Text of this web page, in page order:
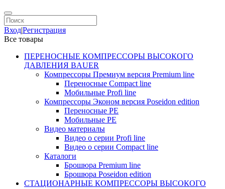
Вход|Регистрация
Все товары
ПЕРЕНОСНЫЕ КОМПРЕССОРЫ ВЫСОКОГО
ДАВЛЕНИЯ BAUER
Компрессоры Премиум версия Premium line
Переносные Compact line
Мобильные Profi line
Компрессоры Эконом версия Poseidon edition
Переносные PE
Мобильные PE
Видео материалы
Видео о серии Profi line
Видео о серии Compact line
Каталоги
Брошюра Premium line
Брошюра Poseidon edition
СТАЦИОНАРНЫЕ КОМПРЕССОРЫ ВЫСОКОГО